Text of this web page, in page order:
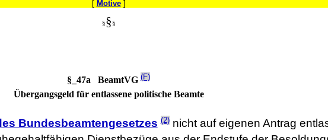
[ Motive]
§§ §
§_47a BeamtVG (F)
Übergangsgeld für entlassene politische Beamte
Bundesbeamtengesetzes (2)nicht auf eigenen Antrag